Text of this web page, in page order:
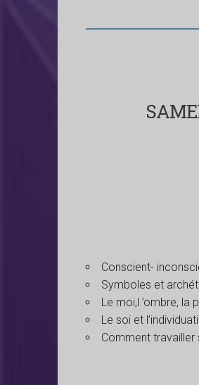
Conscient-
Symboles et
Le moi,l ’ombre, la
Le soi et
Comment travailler